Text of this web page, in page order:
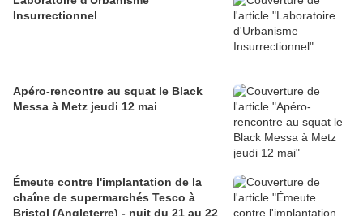
Insurrectionnel
Apéro-rencontre au squat le Black
Messa à Metz jeudi 12 mai
Émeute contre l'implantation de la
chaîne de supermarchés Tesco à
Bristol (Angleterre) - nuit du 21 au 22